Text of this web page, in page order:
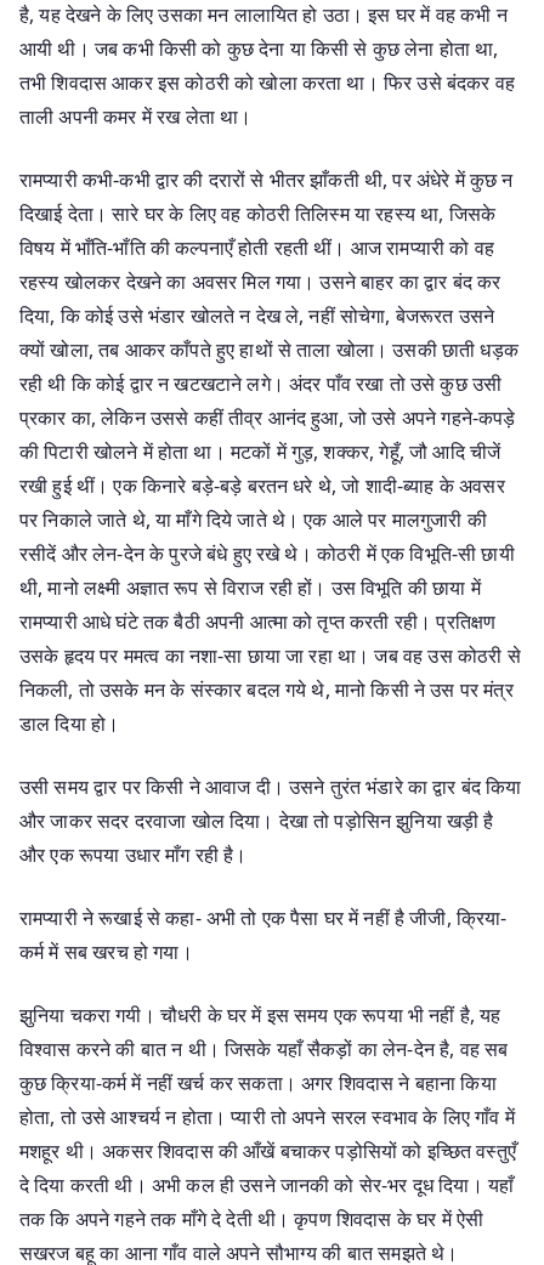
है, यह देखने के लिए उसका मन लालायित हो उठा। इस घर में वह कभी न
आयी थी। जब कभी किसी को कुछ देना या किसी से कुछ लेना होता था,
तभी शिवदास आकर इस कोठरी को खोला करता था। फिर उसे बंदकर वह
ताली अपनी कमर में रख लेता था।
रामप्यारी कभी-कभी द्वार की दरारों से भीतर झाँकती थी, पर अंधेरे में कुछ न
दिखाई देता। सारे घर के लिए वह कोठरी तिलिस्म या रहस्य था, जिसके
विषय में भाँति-भाँति की कल्पनाएँ होती रहती थीं। आज रामप्यारी को वह
रहस्य खोलकर देखने का अवसर मिल गया। उसने बाहर का द्वार बंद कर
दिया, कि कोई उसे भंडार खोलते न देख ले, नहीं सोचेगा, बेजरूरत उसने
क्यों खोला, तब आकर काँपते हुए हाथों से ताला खोला। उसकी छाती धड़क
रही थी कि कोई द्वार न खटखटाने लगे। अंदर पाँव रखा तो उसे कुछ उसी
प्रकार का, लेकिन उससे कहीं तीव्र आनंद हुआ, जो उसे अपने गहने-कपड़े
की पिटारी खोलने में होता था। मटकों में गुड़, शक्कर, गेहूँ, जौ आदि चीजें
रखी हुई थीं। एक किनारे बड़े-बड़े बरतन धरे थे, जो शादी-ब्याह के अवसर
पर निकाले जाते थे, या माँगे दिये जाते थे। एक आले पर मालगुजारी की
रसीदें और लेन-देन के पुरजे बंधे हुए रखे थे। कोठरी में एक विभूति-सी छायी
थी, मानो लक्ष्मी अज्ञात रूप से विराज रही हों। उस विभूति की छाया में
रामप्यारी आधे घंटे तक बैठी अपनी आत्मा को तृप्त करती रही। प्रतिक्षण
उसके हृदय पर ममत्व का नशा-सा छाया जा रहा था। जब वह उस कोठरी से
निकली, तो उसके मन के संस्कार बदल गये थे, मानो किसी ने उस पर मंत्र
डाल दिया हो।
उसी समय द्वार पर किसी ने आवाज दी। उसने तुरंत भंडारे का द्वार बंद किया
और जाकर सदर दरवाजा खोल दिया। देखा तो पड़ोसिन झुनिया खड़ी है
और एक रूपया उधार माँग रही है।
रामप्यारी ने रूखाई से कहा- अभी तो एक पैसा घर में नहीं है जीजी, क्रिया-
कर्म में सब खरच हो गया।
झुनिया चकरा गयी। चौधरी के घर में इस समय एक रूपया भी नहीं है, यह
विश्वास करने की बात न थी। जिसके यहाँ सैकड़ों का लेन-देन है, वह सब
कुछ क्रिया-कर्म में नहीं खर्च कर सकता। अगर शिवदास ने बहाना किया
होता, तो उसे आश्चर्य न होता। प्यारी तो अपने सरल स्वभाव के लिए गाँव में
मशहूर थी। अकसर शिवदास की आँखें बचाकर पड़ोसियों को इच्छित वस्तुएँ
दे दिया करती थी। अभी कल ही उसने जानकी को सेर-भर दूध दिया। यहाँ
तक कि अपने गहने तक माँगे दे देती थी। कृपण शिवदास के घर में ऐसी
सखरज बहू का आना गाँव वाले अपने सौभाग्य की बात समझते थे।